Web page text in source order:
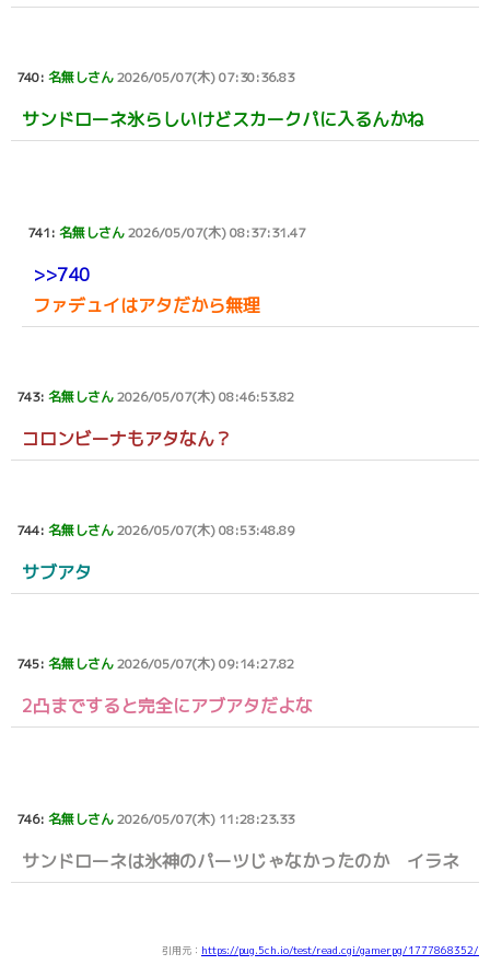
740: 名無しさん2026/05/07(木) 07:30:36.83
サンドローネ氷らしいけどスカークパに入るんかね
741: 名無しさん2026/05/07(木) 08:37:31.47
>>740
ファデュイはアタだから無理
743: 名無しさん2026/05/07(木) 08:46:53.82
コロンビーナもアタなん？
744: 名無しさん2026/05/07(木) 08:53:48.89
サブアタ
745: 名無しさん2026/05/07(木) 09:14:27.82
2凸まですると完全にアブアタだよな
746: 名無しさん2026/05/07(木) 11:28:23.33
サンドローネは氷神のパーツじゃなかったのか イラネ
引用元： https://pug.5ch.io/test/read.cgi/gamerpg/1777868352/